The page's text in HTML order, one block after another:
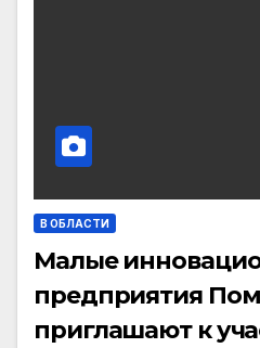
В ОБЛАСТИ
Малые
предприятия
приглашают к